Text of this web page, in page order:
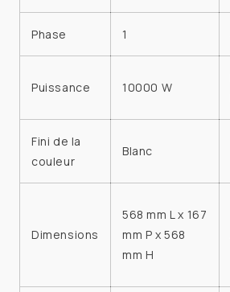
Phase 1
Puissance 10000 W
Fini de la
couleur
Blanc
Dimensions
568 mm L x 167
mm P x 568
mm H